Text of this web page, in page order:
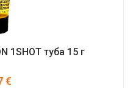
1SHOT туба 15 г
€